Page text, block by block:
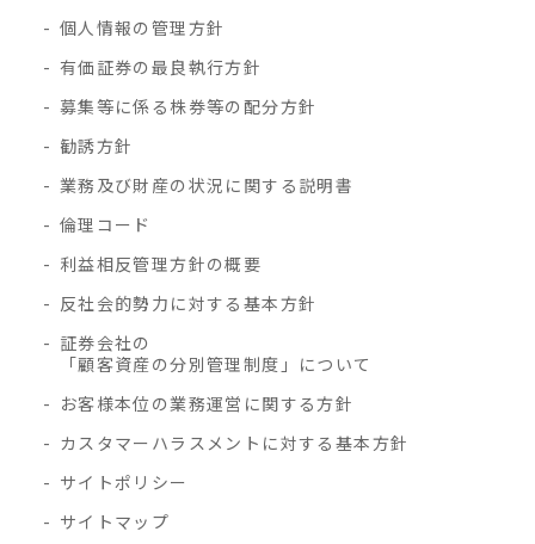
個人情報の管理方針
有価証券の最良執行方針
募集等に係る株券等の配分方針
勧誘方針
業務及び財産の状況に関する説明書
倫理コード
利益相反管理方針の概要
反社会的勢力に対する基本方針
証券会社の
「顧客資産の分別管理制度」について
お客様本位の業務運営に関する方針
カスタマーハラスメントに対する基本方針
サイトポリシー
サイトマップ